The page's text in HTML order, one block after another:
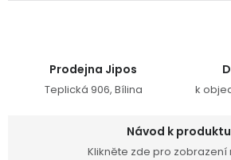
Prodejna Jipos
Teplická 906, Bílina k
Návod k produktu
Klikněte zde pro zobrazení